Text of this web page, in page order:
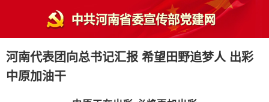
河南代表团向总书记汇报 希望田野追梦人 出彩
中原加油干